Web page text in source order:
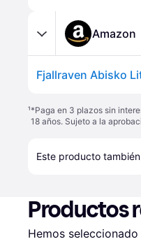
Amazon
¹*Paga en 3 plazos sin
18 años. Sujeto a la
Este producto
Productos
Hemos